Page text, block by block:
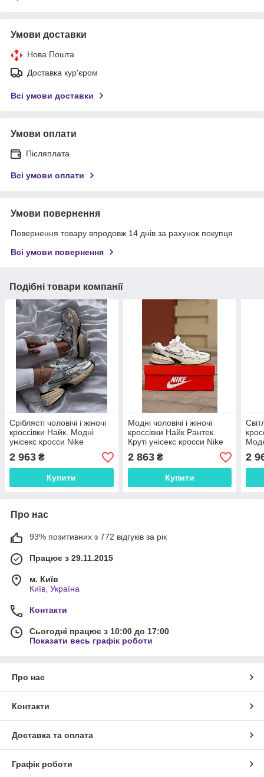
Умови доставки
Нова Пошта
Доставка кур'єром
Всі умови доставки
Умови оплати
Післяплата
Всі умови оплати
Умови повернення
Повернення товару впродовж 14 днів за рахунок покупця
Всі умови повернення
Подібні товари компанії
Сріблясті чоловічі і жіночі
кроссівки Найк. Модні
унісекс кросси Nike
Runtekk.
2 963 ₴
Купити
Модні чоловічі і жіночі
кроссівки Найк Рантек.
Круті унісекс кросси Nike
V2K Runtekk.
2 863₴
Купити
2
Про нас
93% позитивних з 772 відгуків за рік
Працює з 29.11.2015
м. Київ
Київ, Україна
Контакти
Сьогодні працює з 10:00 до 17:00
Показати весь графік роботи
Про нас
Контакти
Доставка та оплата
Графік роботи